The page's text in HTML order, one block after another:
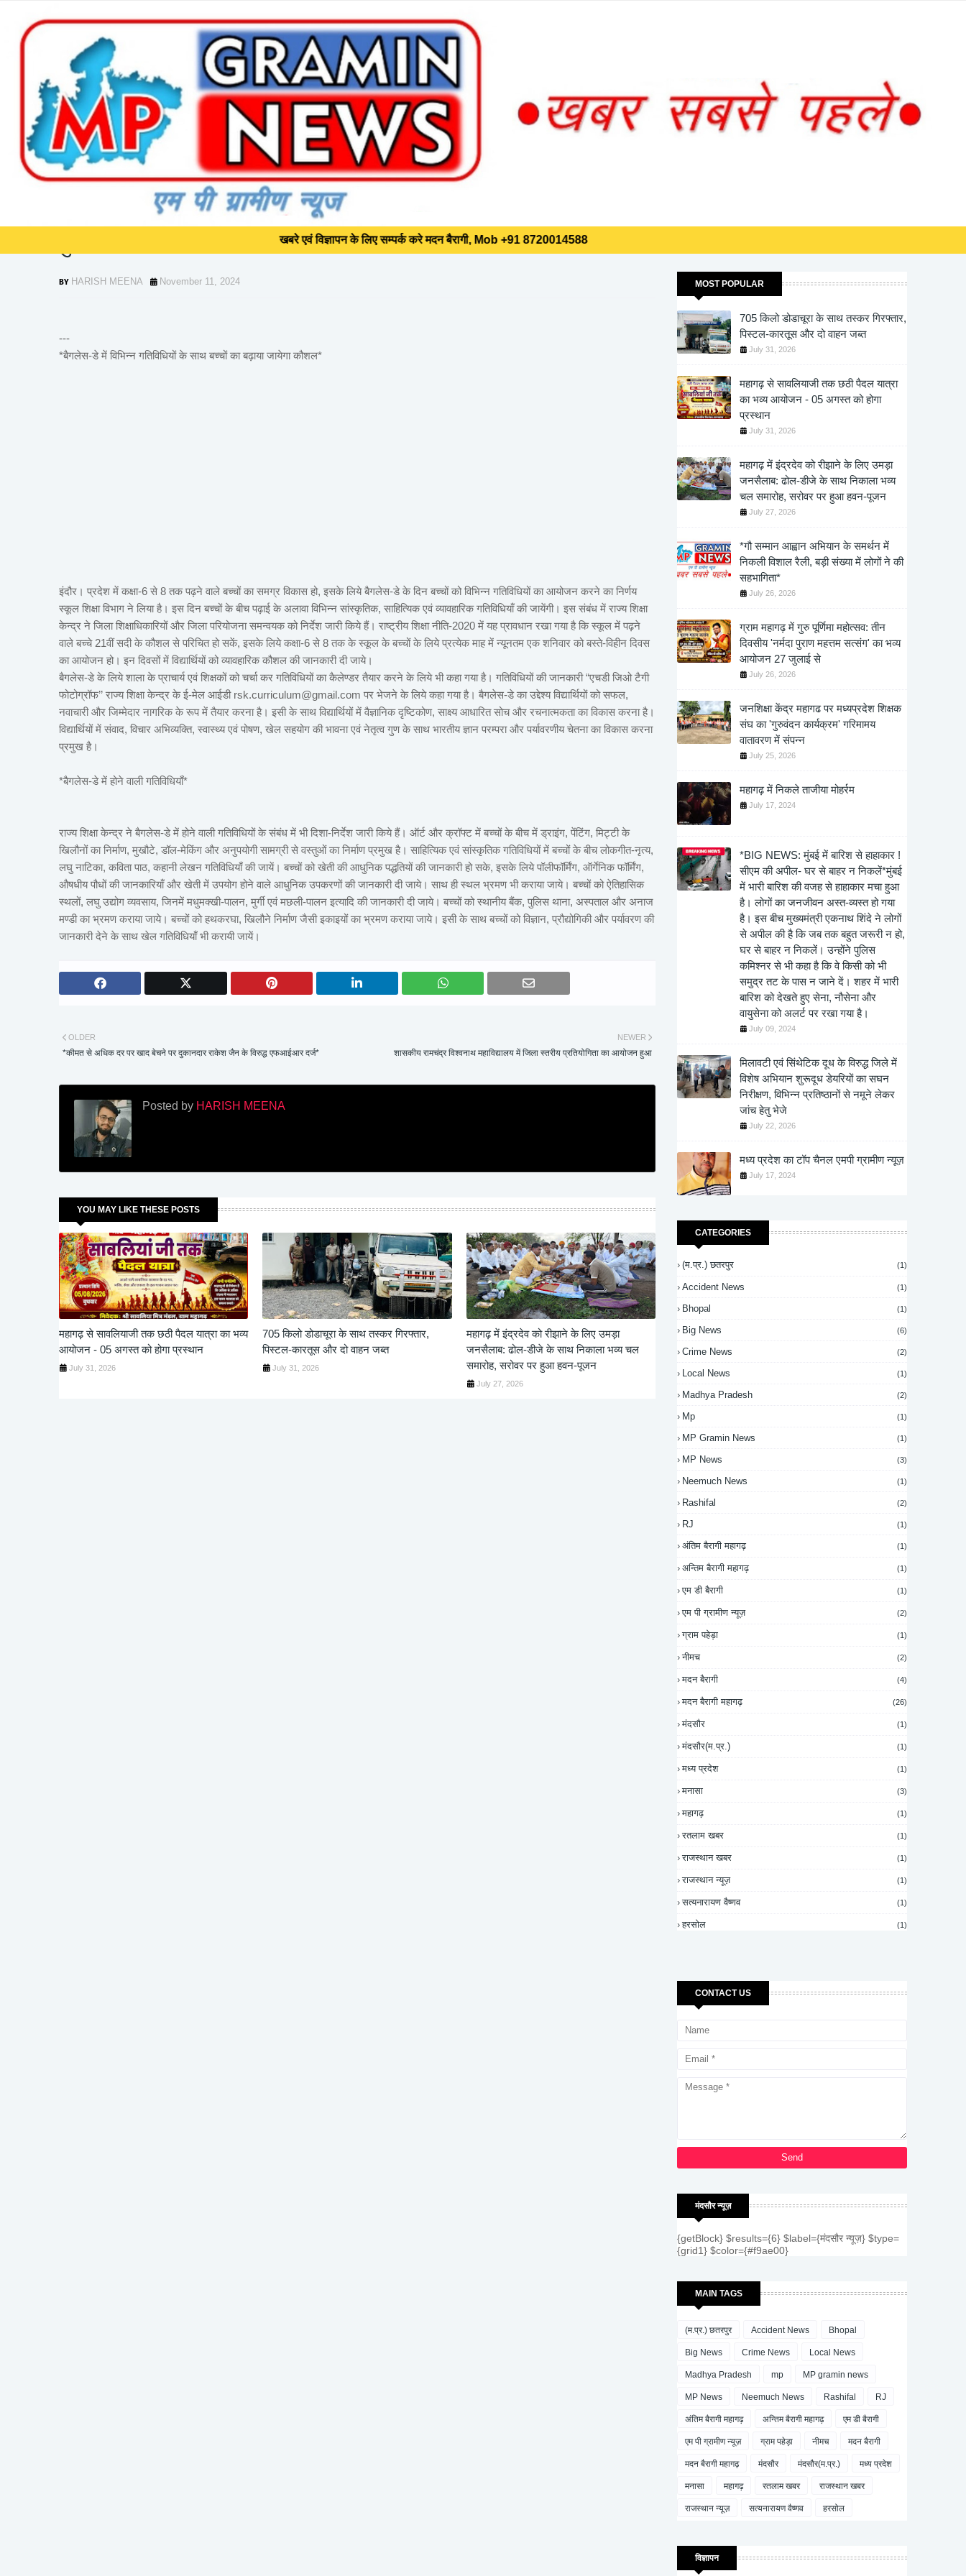
खबरे एवं विज्ञापन के लिए सम्पर्क करे मदन बैरागी, Mob +91 8720014588
खबरे एवं विज्ञापन के लिए सम्पर्क करे मदन बैरागी, Mob +91 8720014588
Home *कक्षा-6 से 8 तक के स्कूलों में माह में कम से कम एक शनिवार को होगा बैगलेस-डे*
*कक्षा-6 से 8 तक के स्कूलों में माह में कम से कम एक शनिवार को होगा बैगलेस-
डे*
HARISH MEENA November 11, 2024
---
*बैगलेस-डे में विभिन्न गतिविधियों के साथ बच्चों का बढ़ाया जायेगा कौशल*
इंदौर। प्रदेश में कक्षा-6 से 8 तक पढ़ने वाले बच्चों का समग्र विकास हो, इसके लिये बैगलेस-डे के दिन बच्चों को विभिन्न गतिविधियों का आयोजन करने का निर्णय
स्कूल शिक्षा विभाग ने लिया है। इस दिन बच्चों के बीच पढ़ाई के अलावा विभिन्न सांस्कृतिक, साहित्यिक एवं व्यावहारिक गतिविधियाँ की जायेंगी। इस संबंध में राज्य शिक्षा
केन्द्र ने जिला शिक्षाधिकारियों और जिला परियोजना समन्वयक को निर्देश जारी किये हैं। राष्ट्रीय शिक्षा नीति-2020 में यह प्रावधान रखा गया है कि स्कूल में पढ़ने
वाले बच्चे 21वीं सदी के कौशल से परिचित हो सकें, इसके लिये कक्षा-6 से 8 तक के स्कूल के बच्चों के लिये प्रत्येक माह में न्यूनतम एक शनिवार को बस्ते-विहीन दिवस
का आयोजन हो। इन दिवसों में विद्यार्थियों को व्यावहारिक कौशल की जानकारी दी जाये।
बैगलेस-डे के लिये शाला के प्राचार्य एवं शिक्षकों को चर्चा कर गतिविधियों का कैलेण्डर तैयार करने के लिये भी कहा गया है। गतिविधियों की जानकारी “एचडी जिओ टैगी
फोटोग्रॉफ’’ राज्य शिक्षा केन्द्र के ई-मेल आईडी rsk.curriculum@gmail.com पर भेजने के लिये कहा गया है। बैगलेस-डे का उद्देश्य विद्यार्थियों को सफल,
नवाचारी और जिम्मेदार नागरिक के रूप में तैयार करना है। इसी के साथ विद्यार्थियों में वैज्ञानिक दृष्टिकोण, साक्ष्य आधारित सोच और रचनात्मकता का विकास करना है।
विद्यार्थियों में संवाद, विचार अभिव्यक्ति, स्वास्थ्य एवं पोषण, खेल सहयोग की भावना एवं नेतृत्व गुण के साथ भारतीय ज्ञान परम्परा और पर्यावरणीय चेतना का विकास करना
प्रमुख है।
*बैगलेस-डे में होने वाली गतिविधियाँ*
राज्य शिक्षा केन्द्र ने बैगलेस-डे में होने वाली गतिविधियों के संबंध में भी दिशा-निर्देश जारी किये हैं। ऑर्ट और क्रॉफ्ट में बच्चों के बीच में ड्राइंग, पेंटिंग, मिट्टी के
खिलौनों का निर्माण, मुखौटे, डॉल-मेकिंग और अनुपयोगी सामग्री से वस्तुओं का निर्माण प्रमुख है। साहित्यिक एवं सांस्कृतिक गतिविधियों में बच्चों के बीच लोकगीत-नृत्य,
लघु नाटिका, कविता पाठ, कहानी लेखन गतिविधियाँ की जायें। बच्चों को खेती की आधुनिक पद्धतियों की जानकारी हो सके, इसके लिये पॉलीफॉर्मिंग, ऑर्गेनिक फॉर्मिंग,
औषधीय पौधों की जानकारियाँ और खेती में उपयोग होने वाले आधुनिक उपकरणों की जानकारी दी जाये। साथ ही स्थल भ्रमण भी कराया जाये। बच्चों को ऐतिहासिक
स्थलों, लघु उद्योग व्यवसाय, जिनमें मधुमक्खी-पालन, मुर्गी एवं मछली-पालन इत्यादि की जानकारी दी जाये। बच्चों को स्थानीय बैंक, पुलिस थाना, अस्पताल और अनाज
मण्डी का भ्रमण कराया जाये। बच्चों को हथकरघा, खिलौने निर्माण जैसी इकाइयों का भ्रमण कराया जाये। इसी के साथ बच्चों को विज्ञान, प्रौद्योगिकी और पर्यावरण की
जानकारी देने के साथ खेल गतिविधियाँ भी करायी जायें।
NEWER
शासकीय रामचंद्र विश्वनाथ महाविद्यालय में जिला स्तरीय प्रतियोगिता का आयोजन हुआ
OLDER
*कीमत से अधिक दर पर खाद बेचने पर दुकानदार राकेश जैन के विरुद्ध एफआईआर दर्ज*
Posted by HARISH MEENA
YOU MAY LIKE THESE POSTS
महागढ़ से सावलियाजी तक छठी पैदल यात्रा का भव्य
आयोजन - 05 अगस्त को होगा प्रस्थान
July 31, 2026
705 किलो डोडाचूरा के साथ तस्कर गिरफ्तार,
पिस्टल-कारतूस और दो वाहन जब्त
July 31, 2026
महागढ़ में इंद्रदेव को रीझाने के लिए उमड़ा
जनसैलाब: ढोल-डीजे के साथ निकाला भव्य चल
समारोह, सरोवर पर हुआ हवन-पूजन
July 27, 2026
लाइव समय • भारत
MOST POPULAR
705 किलो डोडाचूरा के साथ तस्कर गिरफ्तार,
पिस्टल-कारतूस और दो वाहन जब्त
July 31, 2026
महागढ़ से सावलियाजी तक छठी पैदल यात्रा
का भव्य आयोजन - 05 अगस्त को होगा
प्रस्थान
July 31, 2026
महागढ़ में इंद्रदेव को रीझाने के लिए उमड़ा
जनसैलाब: ढोल-डीजे के साथ निकाला भव्य
चल समारोह, सरोवर पर हुआ हवन-पूजन
July 27, 2026
*गौ सम्मान आह्वान अभियान के समर्थन में
निकली विशाल रैली, बड़ी संख्या में लोगों ने की
सहभागिता*
July 26, 2026
ग्राम महागढ़ में गुरु पूर्णिमा महोत्सव: तीन
दिवसीय 'नर्मदा पुराण महत्तम सत्संग' का भव्य
आयोजन 27 जुलाई से
July 26, 2026
जनशिक्षा केंद्र महागढ पर मध्यप्रदेश शिक्षक
संघ का 'गुरुवंदन कार्यक्रम' गरिमामय
वातावरण में संपन्न
July 25, 2026
महागढ़ में निकले ताजीया मोहर्रम
July 17, 2024
*BIG NEWS: मुंबई में बारिश से हाहाकार !
सीएम की अपील- घर से बाहर न निकलें*मुंबई
में भारी बारिश की वजह से हाहाकार मचा हुआ
है। लोगों का जनजीवन अस्त-व्यस्त हो गया
है। इस बीच मुख्यमंत्री एकनाथ शिंदे ने लोगों
से अपील की है कि जब तक बहुत जरूरी न हो,
घर से बाहर न निकलें। उन्होंने पुलिस
कमिश्नर से भी कहा है कि वे किसी को भी
समुद्र तट के पास न जाने दें। शहर में भारी
बारिश को देखते हुए सेना, नौसेना और
वायुसेना को अलर्ट पर रखा गया है।
July 09, 2024
मिलावटी एवं सिंथेटिक दूध के विरुद्ध जिले में
विशेष अभियान शुरूदूध डेयरियों का सघन
निरीक्षण, विभिन्न प्रतिष्ठानों से नमूने लेकर
जांच हेतु भेजे
July 22, 2026
मध्य प्रदेश का टॉप चैनल एमपी ग्रामीण न्यूज़
July 17, 2024
CATEGORIES
(म.प्र.) छतरपुर (1)
Accident News (1)
Bhopal (1)
Big News (6)
Crime News (2)
Local News (1)
Madhya Pradesh (2)
Mp (1)
MP Gramin News (1)
MP News (3)
Neemuch News (1)
Rashifal (2)
RJ (1)
अंतिम बैरागी महागढ़ (1)
अन्तिम बैरागी महागढ़ (1)
एम डी बैरागी (1)
एम पी ग्रामीण न्यूज़ (2)
ग्राम पहेड़ा (1)
नीमच (2)
मदन बैरागी (4)
मदन बैरागी महागढ़ (26)
मंदसौर (1)
मंदसौर(म.प्र.) (1)
मध्य प्रदेश (1)
मनासा (3)
महागढ़ (1)
रतलाम खबर (1)
राजस्थान खबर (1)
राजस्थान न्यूज़ (1)
सत्यनारायण वैष्णव (1)
हरसोल (1)
CONTACT US
मंदसौर न्यूज़
{getBlock} $results={6} $label={मंदसौर न्यूज़} $type=
{grid1} $color={#f9ae00}
MAIN TAGS
(म.प्र.) छतरपुर Accident News Bhopal
Big News Crime News Local News
Madhya Pradesh mp MP gramin news
MP News Neemuch News Rashifal RJ
अंतिम बैरागी महागढ़ अन्तिम बैरागी महागढ़ एम डी बैरागी
एम पी ग्रामीण न्यूज़ ग्राम पहेड़ा नीमच मदन बैरागी
मदन बैरागी महागढ़ मंदसौर मंदसौर(म.प्र.) मध्य प्रदेश
मनासा महागढ़ रतलाम खबर राजस्थान खबर
राजस्थान न्यूज़ सत्यनारायण वैष्णव हरसोल
विज्ञापन